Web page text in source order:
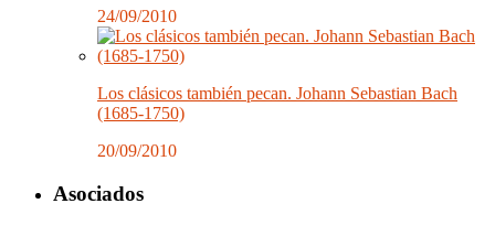
24/09/2010
Los clásicos también pecan. Johann Sebastian Bach
(1685-1750)
20/09/2010
Asociados